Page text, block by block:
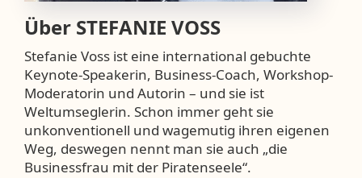
Über STEFANIE VOSS
Stefanie Voss ist eine international gebuchte
Keynote-Speakerin, Business-Coach, Workshop-
Moderatorin und Autorin – und sie ist
Weltumseglerin. Schon immer geht sie
unkonventionell und wagemutig ihren eigenen
Weg, deswegen nennt man sie auch „die
Businessfrau mit der Piratenseele“.